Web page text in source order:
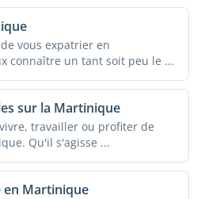
vous expatrier en
connaître un tant soit peu le ...
sur la Martinique
travailler ou profiter de
Qu'il s'agisse ...
en Martinique